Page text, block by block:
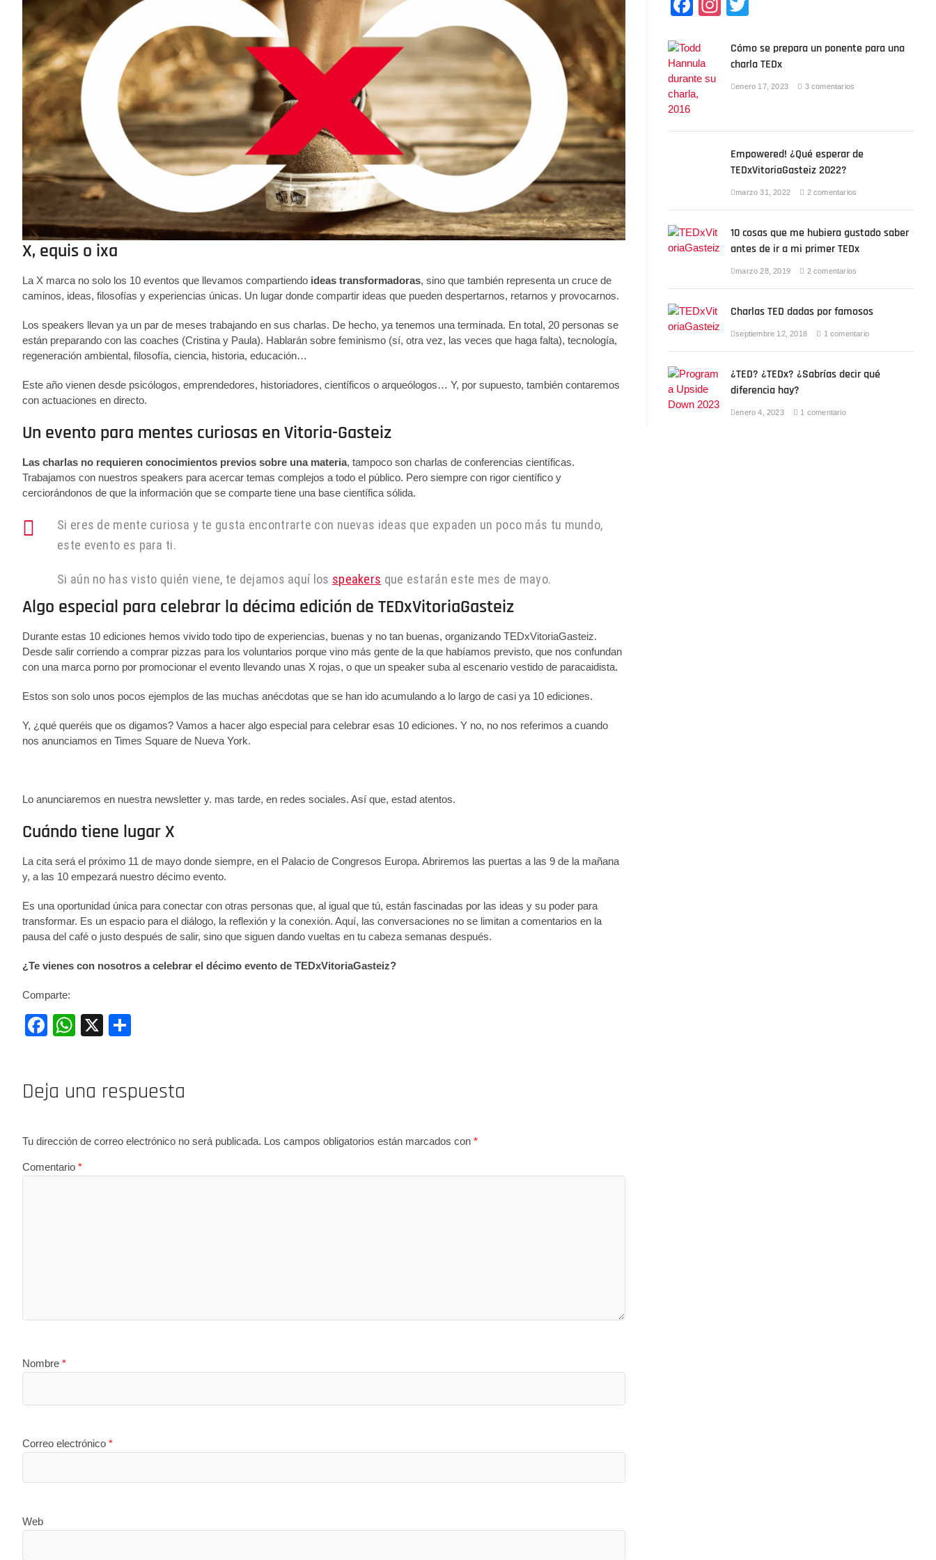
X, equis o ixa
La X marca no solo los 10 eventos que llevamos compartiendo ideas transformadoras, sino que también representa un cruce de
caminos, ideas, filosofías y experiencias únicas. Un lugar donde compartir ideas que pueden despertarnos, retarnos y provocarnos.
Los speakers llevan ya un par de meses trabajando en sus charlas. De hecho, ya tenemos una terminada. En total, 20 personas se
están preparando con las coaches (Cristina y Paula). Hablarán sobre feminismo (sí, otra vez, las veces que haga falta), tecnología,
regeneración ambiental, filosofía, ciencia, historia, educación…
Este año vienen desde psicólogos, emprendedores, historiadores, científicos o arqueólogos… Y, por supuesto, también contaremos
con actuaciones en directo.
Un evento para mentes curiosas en Vitoria-Gasteiz
Las charlas no requieren conocimientos previos sobre una materia, tampoco son charlas de conferencias científicas.
Trabajamos con nuestros speakers para acercar temas complejos a todo el público. Pero siempre con rigor científico y
cerciorándonos de que la información que se comparte tiene una base científica sólida.
Si eres de mente curiosa y te gusta encontrarte con nuevas ideas que expaden un poco más tu mundo,
este evento es para ti.
Si aún no has visto quién viene, te dejamos aquí los speakers que estarán este mes de mayo.
Algo especial para celebrar la décima edición de TEDxVitoriaGasteiz
Durante estas 10 ediciones hemos vivido todo tipo de experiencias, buenas y no tan buenas, organizando TEDxVitoriaGasteiz.
Desde salir corriendo a comprar pizzas para los voluntarios porque vino más gente de la que habíamos previsto, que nos confundan
con una marca porno por promocionar el evento llevando unas X rojas, o que un speaker suba al escenario vestido de paracaidista.
Estos son solo unos pocos ejemplos de las muchas anécdotas que se han ido acumulando a lo largo de casi ya 10 ediciones.
Y, ¿qué queréis que os digamos? Vamos a hacer algo especial para celebrar esas 10 ediciones. Y no, no nos referimos a cuando
nos anunciamos en Times Square de Nueva York.
Lo anunciaremos en nuestra newsletter y. mas tarde, en redes sociales. Así que, estad atentos.
Cuándo tiene lugar X
La cita será el próximo 11 de mayo donde siempre, en el Palacio de Congresos Europa. Abriremos las puertas a las 9 de la mañana
y, a las 10 empezará nuestro décimo evento.
Es una oportunidad única para conectar con otras personas que, al igual que tú, están fascinadas por las ideas y su poder para
transformar. Es un espacio para el diálogo, la reflexión y la conexión. Aquí, las conversaciones no se limitan a comentarios en la
pausa del café o justo después de salir, sino que siguen dando vueltas en tu cabeza semanas después.
¿Te vienes con nosotros a celebrar el décimo evento de TEDxVitoriaGasteiz?
Comparte:
F
e
o
o
k
W
s
p
p
X
p
tir
Deja una respuesta
Tu dirección de correo electrónico no será publicada. Los campos obligatorios están marcados con *
Comentario *
Nombre *
Correo electrónico *
Web
c
e
b
o
a
gr
a
tt
er
Cómo se prepara un ponente para una
charla TEDx
enero 17, 2023 3 comentarios
Empowered! ¿Qué esperar de
TEDxVitoriaGasteiz 2022?
marzo 31, 2022 2 comentarios
10 cosas que me hubiera gustado saber
antes de ir a mi primer TEDx
marzo 28, 2019 2 comentarios
Charlas TED dadas por famosos
septiembre 12, 2018 1 comentario
¿TED? ¿TEDx? ¿Sabrías decir qué
diferencia hay?
enero 4, 2023 1 comentario